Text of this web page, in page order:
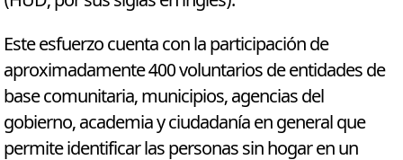
Este esfuerzo cuenta con la participación de
aproximadamente 400 voluntarios de entidades de
base comunitaria, municipios, agencias del
gobierno, academia y ciudadanía en general que
permite identificar las personas sin hogar en un